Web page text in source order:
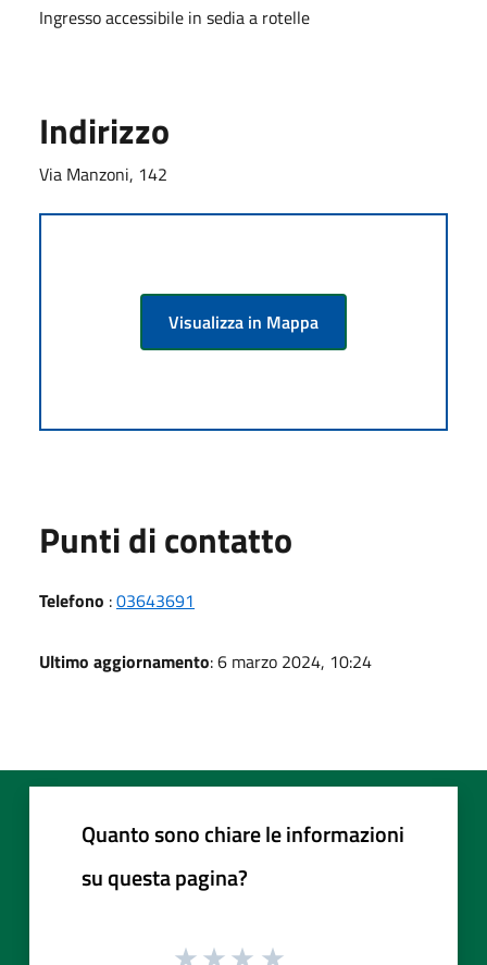
Ingresso accessibile in sedia a rotelle
Indirizzo
Via Manzoni, 142
Visualizza in Mappa
Punti di contatto
Telefono :03643691
Ultimo aggiornamento: 6 marzo 2024, 10:24
Quanto sono chiare le informazioni
su questa pagina?